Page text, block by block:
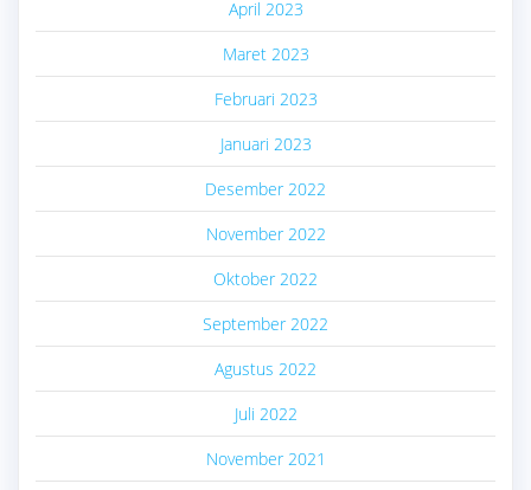
April 2023
Maret 2023
Februari 2023
Januari 2023
Desember 2022
November 2022
Oktober 2022
September 2022
Agustus 2022
Juli 2022
November 2021